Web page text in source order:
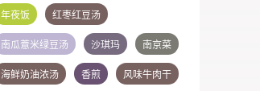
年夜饭 红枣红豆汤
南瓜薏米绿豆汤 沙琪玛 南京菜
海鲜奶油浓汤 香煎 风味牛肉干